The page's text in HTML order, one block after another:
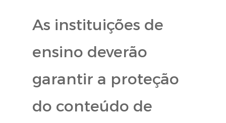
As instituições de
ensino deverão
garantir a proteção
do conteúdo de